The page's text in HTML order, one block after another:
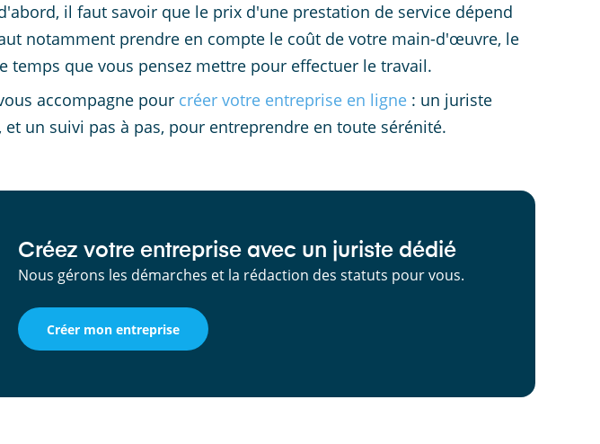
il faut savoir que le prix d'une prestation de service dépend
notamment prendre en compte le coût de votre main-d'œuvre, le
temps que vous pensez mettre pour effectuer le travail.
accompagne pour créer votre entreprise en ligne : un juriste
un suivi pas à pas, pour entreprendre en toute sérénité.
Créez votre entreprise avec un juriste dédié
Nous gérons les démarches et la rédaction des statuts pour vous.
Créer mon entreprise